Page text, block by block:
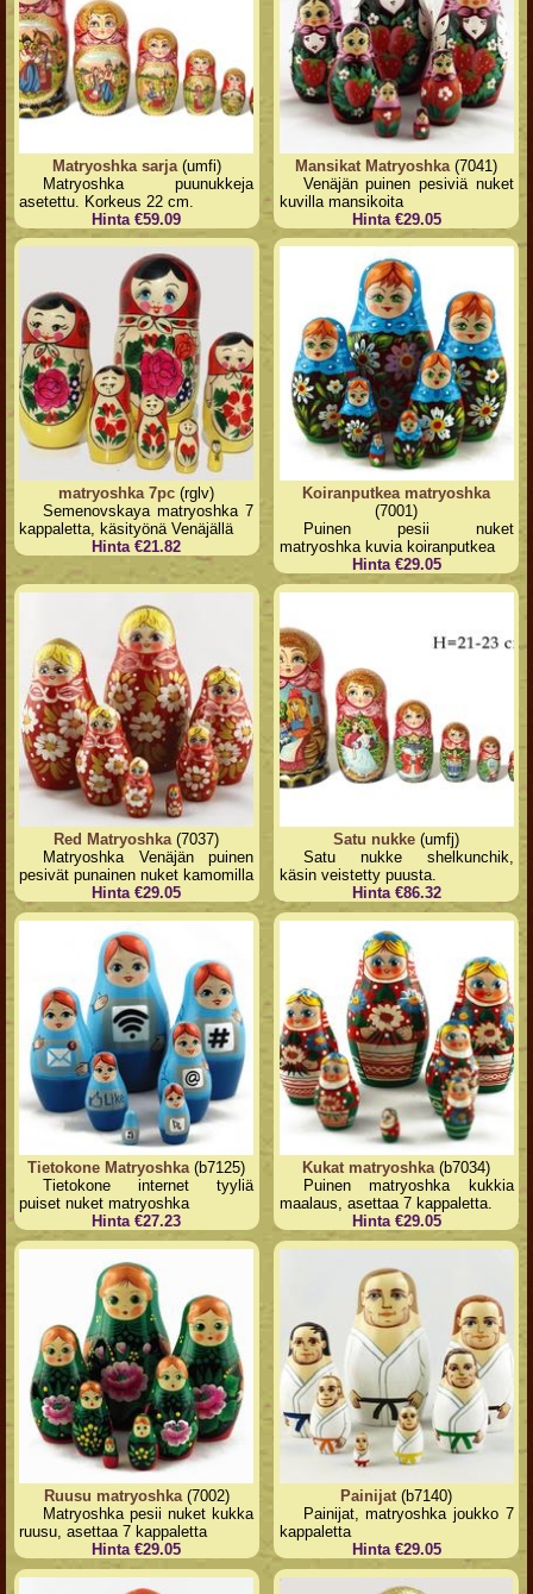
Matryoshka sarja(umfi)
Matryoshka puunukkeja
asetettu. Korkeus 22 cm.
Hinta €59.09
Mansikat Matryoshka (7041)
Venäjän puinen pesiviä nuket
kuvilla mansikoita
Hinta €29.05
matryoshka 7pc (rglv)
Semenovskaya matryoshka 7
kappaletta, käsityönä Venäjällä
Hinta €21.82
Koiranputkea matryoshka
(7001)
Puinen pesii nuket
matryoshka kuvia koiranputkea
Hinta €29.05
Red Matryoshka(7037)
Matryoshka Venäjän puinen
pesivät punainen nuket kamomilla
Hinta €29.05
Satu nukke (umfj)
Satu nukke shelkunchik,
käsin veistetty puusta.
Hinta €86.32
Tietokone Matryoshka(b7125)
Tietokone internet tyyliä
puiset nuket matryoshka
Hinta €27.23
Kukat matryoshka(b7034)
Puinen matryoshka kukkia
maalaus, asettaa 7 kappaletta.
Hinta €29.05
Ruusu matryoshka(7002)
Matryoshka pesii nuket kukka
ruusu, asettaa 7 kappaletta
Hinta €29.05
Painijat (b7140)
Painijat, matryoshka joukko 7
kappaletta
Hinta €29.05